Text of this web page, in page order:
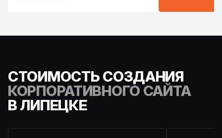
СТОИМОСТЬ СОЗДАНИЯ
КОРПОРАТИВНОГО САЙТА
В ЛИПЕЦКЕ